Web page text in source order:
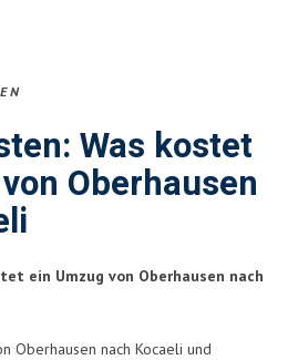
Was kostet
Oberhausen
ein Umzug von Oberhausen nach
Oberhausen nach Kocaeli und